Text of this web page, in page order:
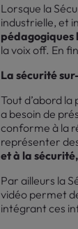
Lorsque la
industrielle, et
pédagogiques
la voix off. En
La sécurité
Tout d’abord
a besoin de
conforme à la
représenter
et à la
Par ailleurs la
vidéo permet
intégrant ces